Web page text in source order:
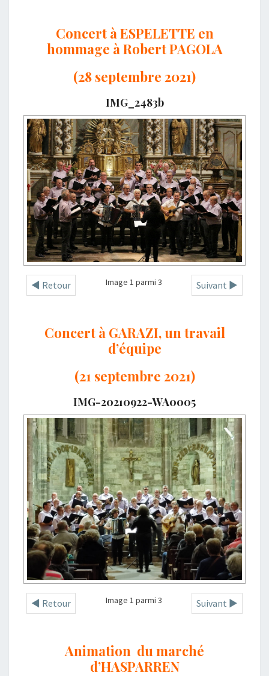
Concert à ESPELETTE en
hommage à Robert PAGOLA
(28 septembre 2021)
IMG_2483b
◄ Retour Suivant ►
Image 1 parmi 3
Concert à GARAZI, un travail
d’équipe
(21 septembre 2021)
IMG-20210922-WA0005
◄ Retour Suivant ►
Image 1 parmi 3
Animation du marché
d’HASPARREN